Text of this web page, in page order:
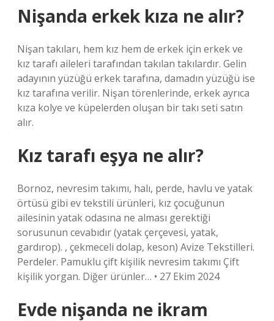
Nişanda erkek kıza ne alır?
Nişan takıları, hem kız hem de erkek için erkek ve
kız tarafı aileleri tarafından takılan takılardır. Gelin
adayının yüzüğü erkek tarafına, damadın yüzüğü ise
kız tarafına verilir. Nişan törenlerinde, erkek ayrıca
kıza kolye ve küpelerden oluşan bir takı seti satın
alır.
Kız tarafı eşya ne alır?
Bornoz, nevresim takımı, halı, perde, havlu ve yatak
örtüsü gibi ev tekstili ürünleri, kız çocuğunun
ailesinin yatak odasına ne alması gerektiği
sorusunun cevabıdır (yatak çerçevesi, yatak,
gardırop). , çekmeceli dolap, keson) Avize Tekstilleri.
Perdeler. Pamuklu çift kişilik nevresim takımı Çift
kişilik yorgan. Diğer ürünler… • 27 Ekim 2024
Evde nişanda ne ikram